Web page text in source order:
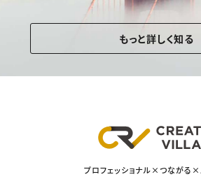
もっと詳しく知る
プロフェッショナル×つながる×